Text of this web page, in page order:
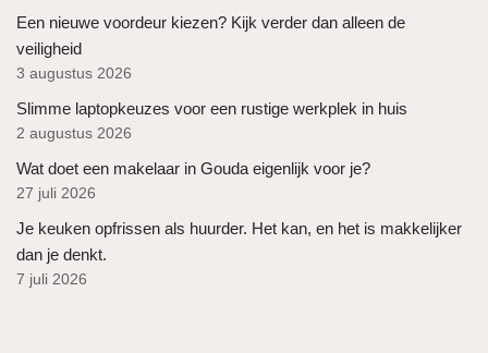
Een nieuwe voordeur kiezen? Kijk verder dan alleen de
veiligheid
3 augustus 2026
Slimme laptopkeuzes voor een rustige werkplek in huis
2 augustus 2026
Wat doet een makelaar in Gouda eigenlijk voor je?
27 juli 2026
Je keuken opfrissen als huurder. Het kan, en het is makkelijker
dan je denkt.
7 juli 2026